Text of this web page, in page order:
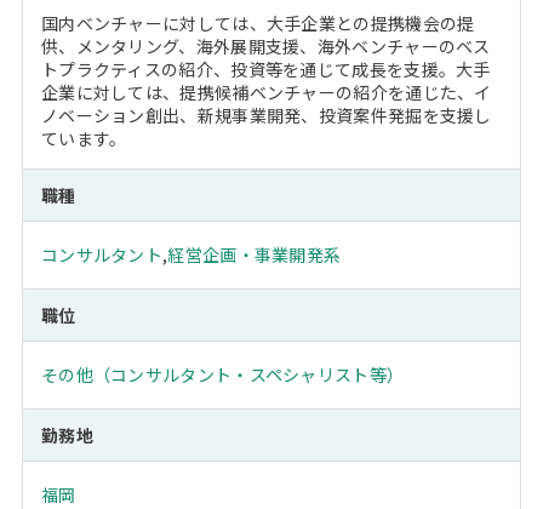
国内ベンチャーに対しては、大手企業との提携機会の提
供、メンタリング、海外展開支援、海外ベンチャーのベス
トプラクティスの紹介、投資等を通じて成長を支援。大手
企業に対しては、提携候補ベンチャーの紹介を通じた、イ
ノベーション創出、新規事業開発、投資案件発掘を支援し
ています。
職種
コンサルタント,経営企画・事業開発系
職位
その他（コンサルタント・スペシャリスト等）
勤務地
福岡